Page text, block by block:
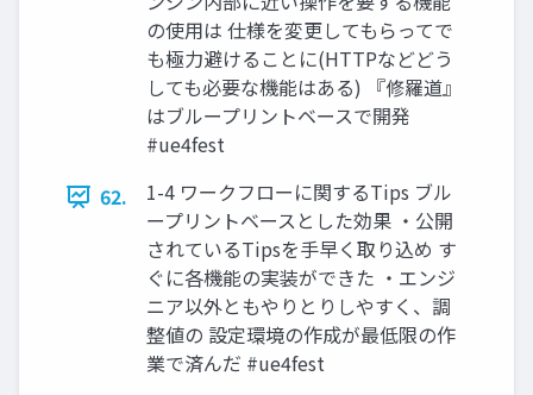
の使用は 仕様を変更してもらってで
も極力避けることに(HTTPなどどう
しても必要な機能はある) 『修羅道』
はブループリントベースで開発
#ue4fest
62.
1-4 ワークフローに関するTips ブル
ープリントベースとした効果 ・公開
されているTipsを手早く取り込め す
ぐに各機能の実装ができた ・エンジ
ニア以外ともやりとりしやすく、調
整値の 設定環境の作成が最低限の作
業で済んだ #ue4fest